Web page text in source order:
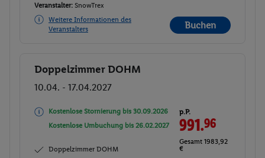
Veranstalter: SnowTrex
Weitere Informationen des
Veranstalters
Buchen
Buchen
Doppelzimmer DOHM
10.04. - 17.04.2027
Kostenlose Stornierung bis 30.09.2026
Kostenlose Umbuchung bis 26.02.2027
Doppelzimmer DOHM
p.P.
991.96
Gesamt 1983,92
€